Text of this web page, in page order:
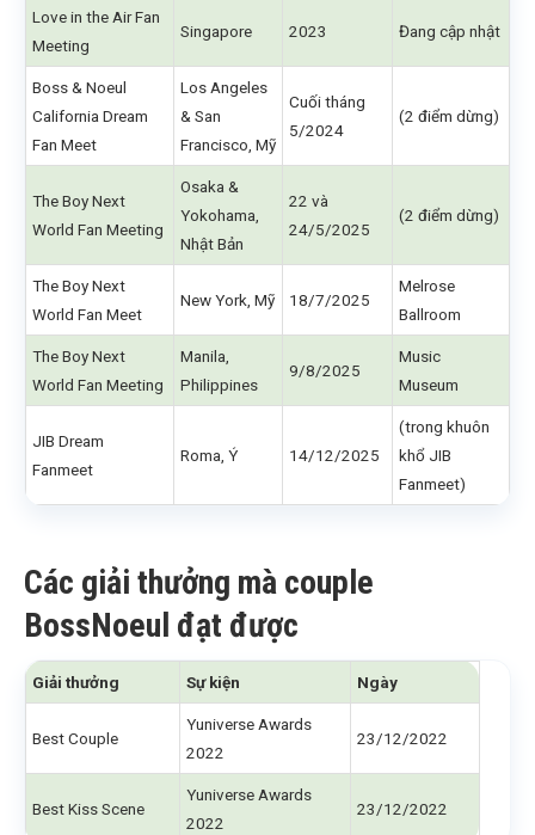
Love in the Air Fan
Meeting
Singapore 2023 Đang cập nhật
Boss & Noeul
California Dream
Fan Meet
Los Angeles
& San
Francisco, Mỹ
Cuối tháng
5/2024
(2 điểm dừng)
The Boy Next
World Fan Meeting
Osaka &
Yokohama,
Nhật Bản
22 và
24/5/2025
(2 điểm dừng)
The Boy Next
World Fan Meet
New York, Mỹ 18/7/2025
Melrose
Ballroom
The Boy Next
World Fan Meeting
Manila,
Philippines
9/8/2025
Music
Museum
JIB Dream
Fanmeet
Roma, Ý 14/12/2025
(trong khuôn
khổ JIB
Fanmeet)
Các giải thưởng mà couple
BossNoeul đạt được
Giải thưởng Sự kiện Ngày
Best Couple
Yuniverse Awards
2022
23/12/2022
Best Kiss Scene
Yuniverse Awards
2022
23/12/2022